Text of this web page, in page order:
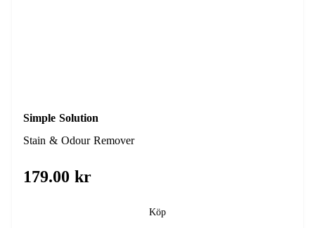
Simple Solution
Stain & Odour Remover
179.00 kr
Köp